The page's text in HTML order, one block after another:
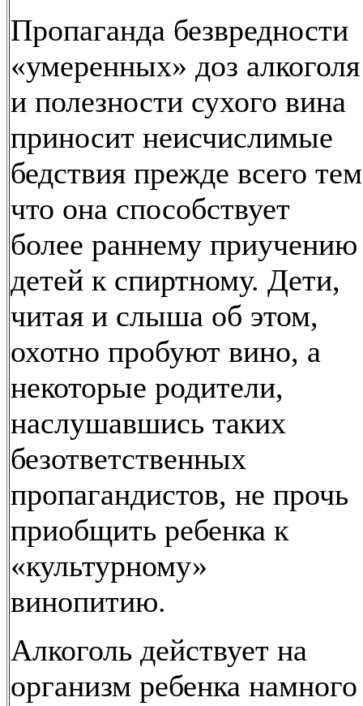
Пропаганда безвредности
«умеренных» доз алкоголя
и полезности сухого вина
приносит неисчислимые
бедствия прежде всего
что она способствует
более раннему приучению
детей к спиртному. Дети,
читая и слыша об этом,
охотно пробуют вино, а
некоторые родители,
наслушавшись таких
безответственных
пропагандистов, не прочь
приобщить ребенка к
«культурному»
винопитию.
Алкоголь действует на
организм ребенка намного